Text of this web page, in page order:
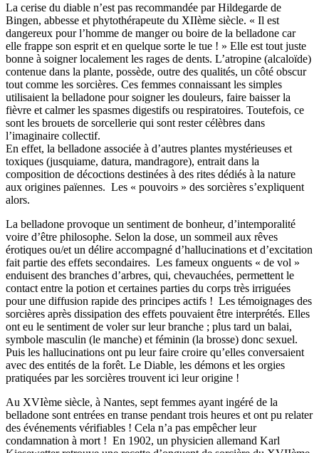
La cerise du diable n’est pas recommandée par Hildegarde de
Bingen, abbesse et phytothérapeute du XIIème siècle. « Il est
dangereux pour l’homme de manger ou boire de la belladone car
elle frappe son esprit et en quelque sorte le tue ! » Elle est tout juste
bonne à soigner localement les rages de dents. L’atropine (alcaloïde)
contenue dans la plante, possède, outre des qualités, un côté obscur
tout comme les sorcières. Ces femmes connaissant les simples
utilisaient la belladone pour soigner les douleurs, faire baisser la
fièvre et calmer les spasmes digestifs ou respiratoires. Toutefois, ce
sont les brouets de sorcellerie qui sont rester célèbres dans
l’imaginaire collectif.
En effet, la belladone associée à d’autres plantes mystérieuses et
toxiques (jusquiame, datura, mandragore), entrait dans la
composition de décoctions destinées à des rites dédiés à la nature
aux origines païennes. Les « pouvoirs » des sorcières s’expliquent
alors.
La belladone provoque un sentiment de bonheur, d’intemporalité
voire d’être philosophe. Selon la dose, un sommeil aux rêves
érotiques ou/et un délire accompagné d’hallucinations et d’excitation
fait partie des effets secondaires. Les fameux onguents « de vol »
enduisent des branches d’arbres, qui, chevauchées, permettent le
contact entre la potion et certaines parties du corps très irriguées
pour une diffusion rapide des principes actifs ! Les témoignages des
sorcières après dissipation des effets pouvaient être interprétés. Elles
ont eu le sentiment de voler sur leur branche ; plus tard un balai,
symbole masculin (le manche) et féminin (la brosse) donc sexuel.
Puis les hallucinations ont pu leur faire croire qu’elles conversaient
avec des entités de la forêt. Le Diable, les démons et les orgies
pratiquées par les sorcières trouvent ici leur origine !
Au XVIème siècle, à Nantes, sept femmes ayant ingéré de la
belladone sont entrées en transe pendant trois heures et ont pu relater
des événements vérifiables ! Cela n’a pas empêcher leur
condamnation à mort ! En 1902, un physicien allemand Karl